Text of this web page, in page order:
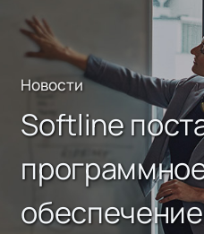
Новости
Softline